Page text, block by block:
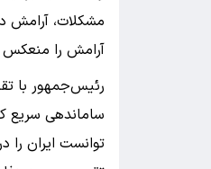
مشکلات، آرامش
آرامش را منعکس
رئیس‌جمهور با
توانست ایران